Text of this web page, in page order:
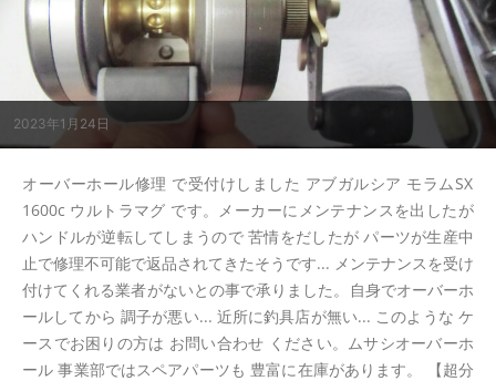
2023年1月24日
オーバーホール修理 で受付けしました アブガルシア モラムSX
1600c ウルトラマグ です。メーカーにメンテナンスを出したが
ハンドルが逆転してしまうので 苦情をだしたが パーツが生産中
止で修理不可能で返品されてきたそうです... メンテナンスを受け
付けてくれる業者がないとの事で承りました。自身でオーバーホ
ールしてから 調子が悪い... 近所に釣具店が無い... このような ケ
ースでお困りの方は お問い合わせ ください。ムサシオーバーホ
ール 事業部ではスペアパーツも 豊富に在庫があります。 【超分